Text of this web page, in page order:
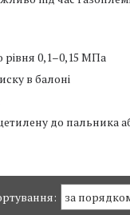
0,1–0,15 МПа
в балоні
до пальника